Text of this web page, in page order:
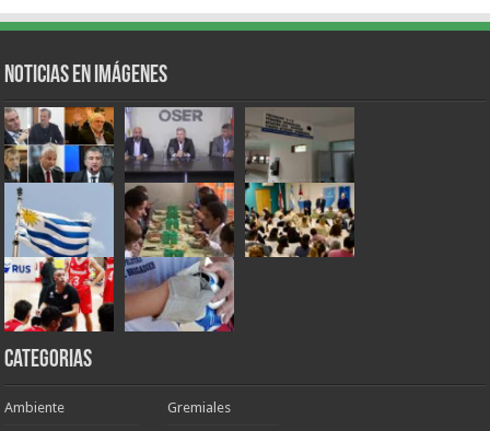
Noticias en Imágenes
Categorias
Ambiente Gremiales